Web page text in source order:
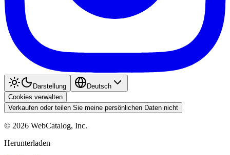
Darstellung
Deutsch
Cookies verwalten
Verkaufen oder teilen Sie meine persönlichen Daten nicht
© 2026 WebCatalog, Inc.
Herunterladen